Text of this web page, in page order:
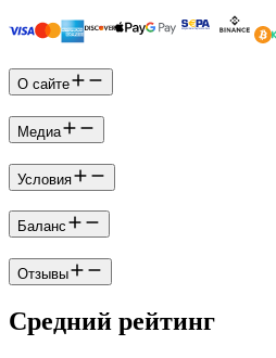
О сайте
Медиа
Условия
Баланс
Отзывы
Средний рейтинг